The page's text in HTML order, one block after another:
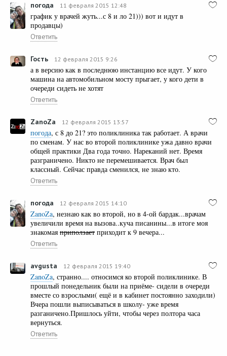
погода 11 февраля 2015 12:48
график у врачей жуть...с 8 и ло 21))) вот и идут в
продавцы)
Ответить
Гость 12 февраля 2015 9:26
а в версию как в последнюю инстанцию все идут. У кого
машина на автомобильном мосту прыгает, у кого дети в
очереди сидеть не хотят
Ответить
ZanoZa 12 февраля 2015 13:57
погода, с 8 до 21? это поликлиника так работает. А врачи
по сменам. У нас во второй поликлинике ужа давно врачи
общей практики Два года точно. Нареканий нет. Время
разграничено. Никто не перемешивается. Врач был
классный. Сейчас правда сменился, не знаю кто.
Ответить
погода 12 февраля 2015 14:10
ZanoZa, незнаю как во второй, но в 4-ой бардак...врачам
увеличили время на вызова..куча писанины...в итоге моя
знакомая приползает приходит к 9 вечера...
Ответить
avgusta 12 февраля 2015 19:40
ZanoZa, странно.... относимся ко второй поликлинике. В
прошлый понедельник были на приёме- сидели в очереди
вместе со взрослыми( ещё и в кабинет постоянно заходили)
Вчера пошли выписываться в школу- уже время
разганичено.Пришлось уйти, чтобы через полтора часа
вернуться.
Ответить